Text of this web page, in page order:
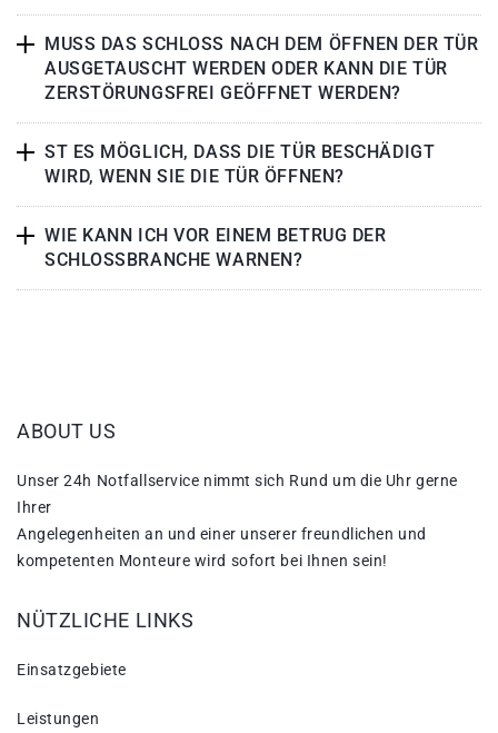
MUSS DAS SCHLOSS NACH DEM ÖFFNEN DER TÜR
AUSGETAUSCHT WERDEN ODER KANN DIE TÜR
ZERSTÖRUNGSFREI GEÖFFNET WERDEN?
ST ES MÖGLICH, DASS DIE TÜR BESCHÄDIGT
WIRD, WENN SIE DIE TÜR ÖFFNEN?
WIE KANN ICH VOR EINEM BETRUG DER
SCHLOSSBRANCHE WARNEN?
ABOUT US
Unser 24h Notfallservice nimmt sich Rund um die Uhr gerne
Ihrer
Angelegenheiten an und einer unserer freundlichen und
kompetenten Monteure wird sofort bei Ihnen sein!
NÜTZLICHE LINKS
Einsatzgebiete
Leistungen